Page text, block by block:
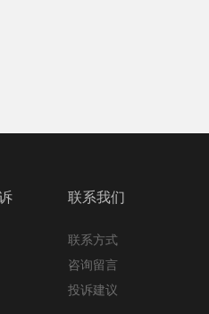
联系我们
联系方式
咨询留言
投诉建议